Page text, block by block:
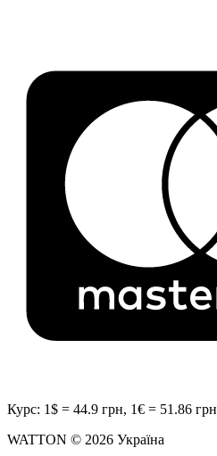
Курс: 1$ = 44.9 грн, 1€ = 51.86 грн
WATTON © 2026 Україна